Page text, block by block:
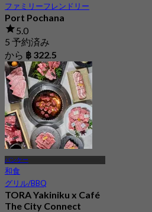
ファミリーフレンドリー
Port Pochana
5.0
5 予約済み
から ฿ 322.5
バンケー
和食
グリル/BBQ
TORA Yakiniku x Café
The City Connect